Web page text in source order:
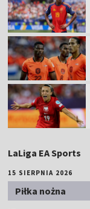
LaLiga EA Sports
15 SIERPNIA 2026
Piłka nożna